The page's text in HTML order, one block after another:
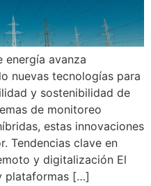
energía avanza
nuevas tecnologías para
y sostenibilidad de
de monitoreo
estas innovaciones
Tendencias clave en
y digitalización El
plataformas […]